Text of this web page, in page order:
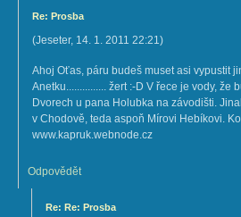
Re: Prosba
(Jeseter, 14. 1. 2011 22:21)
Ahoj Oťas, páru budeš muset asi vypustit
Anetku............... žert :-D V řece je vody, že
Dvorech u pana Holubka na závodišti.
v Chodově, teda aspoň Mírovi Hebíkovi.
www.kapruk.webnode.cz
Odpovědět
Re: Re: Prosba